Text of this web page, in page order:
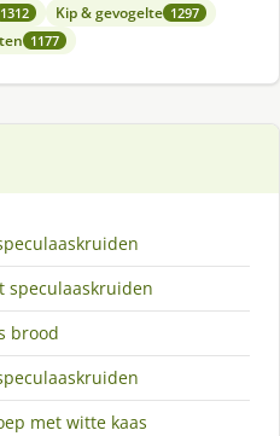
1312 Kip & gevogelte 1297
1177
speculaaskruiden
brood
met witte kaas